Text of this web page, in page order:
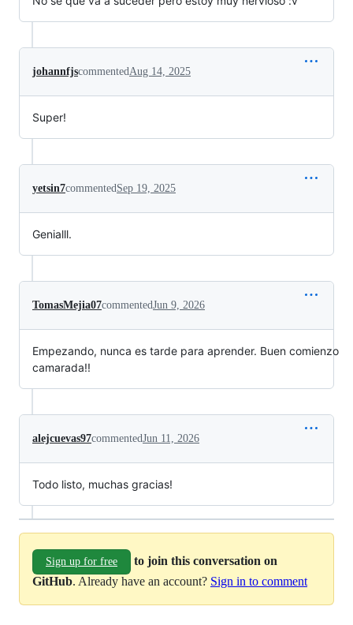
johannfjscommentedAug 14, 2025
Super!
yetsin7commentedSep 19, 2025
Genialll.
TomasMejia07commentedJun 9, 2026
Empezando, nunca es tarde para aprender. Buen comienzo
camarada!!
alejcuevas97commentedJun 11, 2026
Todo listo, muchas gracias!
Sign up for free
to join this conversation on
GitHub. Already have an account? Sign in to comment